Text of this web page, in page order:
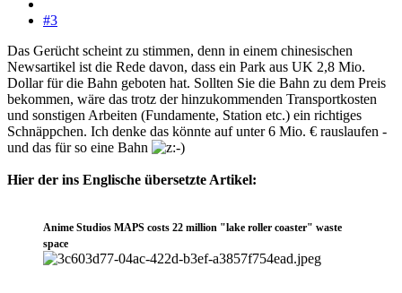
#3
Das Gerücht scheint zu stimmen, denn in einem chinesischen
Newsartikel ist die Rede davon, dass ein Park aus UK 2,8 Mio.
Dollar für die Bahn geboten hat. Sollten Sie die Bahn zu dem Preis
bekommen, wäre das trotz der hinzukommenden Transportkosten
und sonstigen Arbeiten (Fundamente, Station etc.) ein richtiges
Schnäppchen. Ich denke das könnte auf unter 6 Mio. € rauslaufen -
und das für so eine Bahn
Hier der ins Englische übersetzte Artikel:
Anime Studios MAPS costs 22 million "lake roller coaster" waste
space